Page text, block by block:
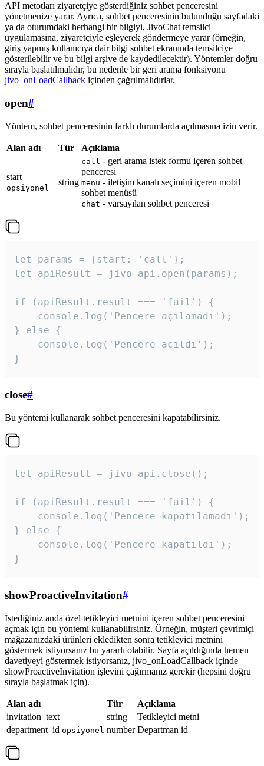
API metotları ziyaretçiye gösterdiğiniz sohbet penceresini
yönetmenize yarar. Ayrıca, sohbet penceresinin bulunduğu sayfadaki
ya da oturumdaki herhangi bir bilgiyi, JivoChat temsilci
uygulamasına, ziyaretçiyle eşleyerek göndermeye yarar (örneğin,
giriş yapmış kullanıcıya dair bilgi sohbet ekranında temsilciye
gösterilebilir ve bu bilgi arşive de kaydedilecektir). Yöntemler doğru
sırayla başlatılmalıdır, bu nedenle bir geri arama fonksiyonu
jivo_onLoadCallback içinden çağrılmalıdırlar.
open#
Yöntem, sohbet penceresinin farklı durumlarda açılmasına izin verir.
Alan adı Tür Açıklama
start
opsiyonel
string
call - geri arama istek formu içeren sohbet
penceresi
menu - iletişim kanalı seçimini içeren mobil
sohbet menüsü
chat - varsayılan sohbet penceresi
let params = {start: 'call'};
let apiResult = jivo_api.open(params);
if (apiResult.result === 'fail') {
    console.log('Pencere açılamadı');
} else {
    console.log('Pencere açıldı');
}
close#
Bu yöntemi kullanarak sohbet penceresini kapatabilirsiniz.
let apiResult = jivo_api.close();
if (apiResult.result === 'fail') {
    console.log('Pencere kapatılamadı');
} else {
    console.log('Pencere kapatıldı');
}
showProactiveInvitation#
İstediğiniz anda özel tetikleyici metnini içeren sohbet penceresini
açmak için bu yöntemi kullanabilirsiniz. Örneğin, müşteri çevrimiçi
mağazanızdaki ürünleri ekledikten sonra tetikleyici metnini
göstermek istiyorsanız bu yararlı olabilir. Sayfa açıldığında hemen
davetiyeyi göstermek istiyorsanız, jivo_onLoadCallback içinde
showProactiveInvitation işlevini çağırmanız gerekir (hepsini doğru
sırayla başlatmak için).
Alan adı Tür
Açıklama
invitation_text
string
Tetikleyici metni
department_id opsiyonel number Departman id